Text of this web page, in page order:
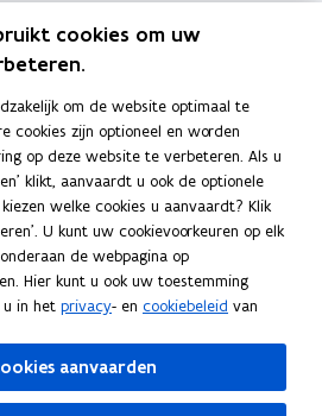
cookies om uw
om de website optimaal te
cookies zijn optioneel en worden
op deze website te verbeteren. Als u
klikt, aanvaardt u ook de optionele
welke cookies u aanvaardt? Klik
U kunt uw cookievoorkeuren op elk
de webpagina op
Hier kunt u ook uw toestemming
u in het privacy- en cookiebeleid van
aanvaarden